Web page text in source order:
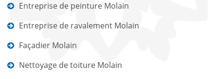
Entreprise de peinture Molain
Entreprise de ravalement Molain
Façadier Molain
Nettoyage de toiture Molain